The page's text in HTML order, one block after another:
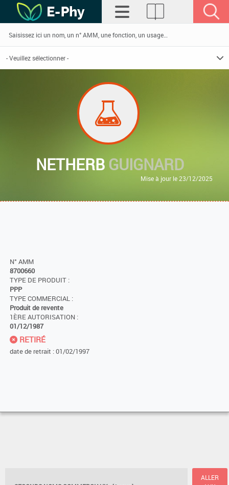
NETHERBGUIGNARD
Mise à jour le 23/12/2025
N° AMM
8700660
TYPE DE PRODUIT :
PPP
TYPE COMMERCIAL :
Produit de revente
1ÈRE AUTORISATION :
01/12/1987
RETIRÉ
date de retrait : 01/02/1997
ALLER